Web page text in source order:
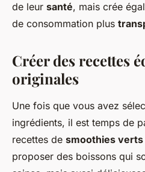
de leur santé, mais crée
de consommation plus
Créer des recettes
originales
Une fois que vous avez
ingrédients, il est temps de
recettes de smoothies
proposer des boissons qui